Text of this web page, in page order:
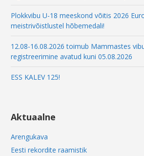
Plokkvibu U-18 meeskond võitis 2026
meistrivõistlustel hõbemedali!
12.08-16.08.2026 toimub Mammastes
registreerimine avatud kuni 05.08.2026
ESS KALEV 125!
Aktuaalne
Arengukava
Eesti rekordite raamistik